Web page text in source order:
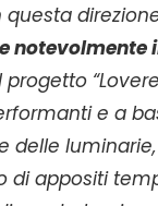
questa
notevolmente
e a
delle
appositi